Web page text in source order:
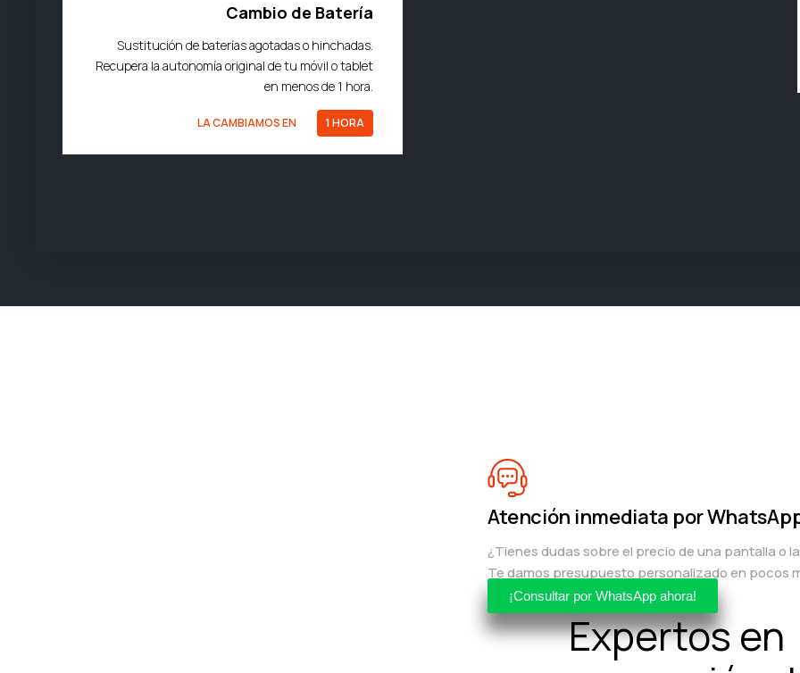
Cambio de Batería
Sustitución de baterías agotadas o hinchadas.
Recupera la autonomía original de tu móvil o tablet
en menos de 1 hora.
LA CAMBIAMOS EN 1 HORA
Atención inmediata por
¿Tienes dudas sobre el precio de una pantalla o
Te damos presupuesto personalizado en pocos
¡Consultar por WhatsApp ahora!
Expertos en